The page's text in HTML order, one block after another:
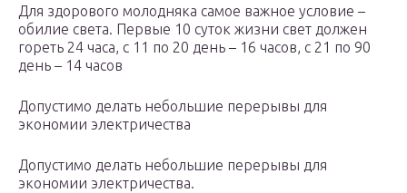
Для здорового молодняка самое важное условие –
обилие света. Первые 10 суток жизни свет должен
гореть 24 часа, с 11 по 20 день – 16 часов, с 21 по 90
день – 14 часов
Допустимо делать небольшие перерывы для
экономии электричества
Допустимо делать небольшие перерывы для
экономии электричества.